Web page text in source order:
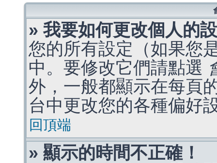
» 我要如何更改個人的
您的所有設定（如果您
中。要修改它們請點選
外，一般都顯示在每頁
台中更改您的各種偏好
回頂端
» 顯示的時間不正確！